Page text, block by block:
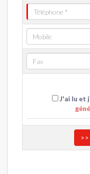
J'ai lu et